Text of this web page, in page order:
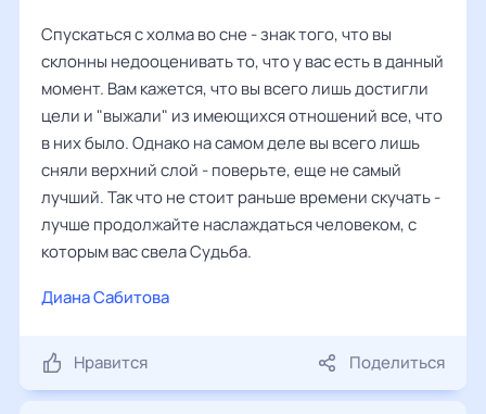
Спускаться с холма во сне - знак того, что вы
склонны недооценивать то, что у вас есть в данный
момент. Вам кажется, что вы всего лишь достигли
цели и "выжали" из имеющихся отношений все, что
в них было. Однако на самом деле вы всего лишь
сняли верхний слой - поверьте, еще не самый
лучший. Так что не стоит раньше времени скучать -
лучше продолжайте наслаждаться человеком, с
которым вас свела Судьба.
Диана Сабитова
Нравится Поделиться